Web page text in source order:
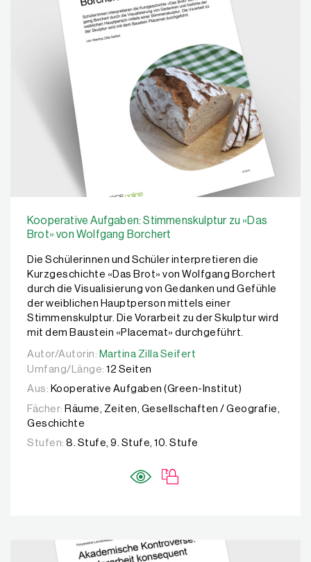
Kooperative Aufgaben: Stimmenskulptur zu «Das
Brot» von Wolfgang Borchert
Die Schülerinnen und Schüler interpretieren die
Kurzgeschichte «Das Brot» von Wolfgang Borchert
durch die Visualisierung von Gedanken und Gefühle
der weiblichen Hauptperson mittels einer
Stimmenskulptur. Die Vorarbeit zu der Skulptur wird
mit dem Baustein «Placemat» durchgeführt.
Autor/Autorin: Martina Zilla Seifert
Autor/Autorin: Martina Zilla Seifert
Umfang/Länge: 12 Seiten
Aus: Kooperative Aufgaben (Green-Institut)
Fächer: Räume, Zeiten, Gesellschaften / Geografie,
Geschichte
Stufen: 8. Stufe, 9. Stufe, 10. Stufe